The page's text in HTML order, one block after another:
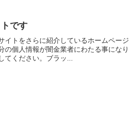
です
イトをさらに紹介しているホームページ
の個人情報が闇金業者にわたる事になり
てください。ブラッ...